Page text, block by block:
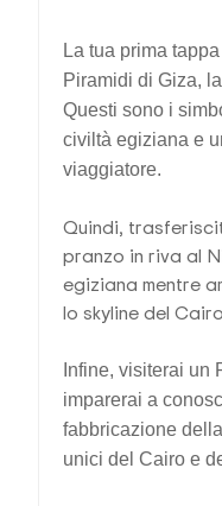
La tua prima
Piramidi di Giza,
Questi sono i
civiltà egiziana e
viaggiatore.
Quindi,
pranzo in riva al
egiziana mentre
lo skyline del
Infine, visiterai un
imparerai a
fabbricazione
unici del Cairo e